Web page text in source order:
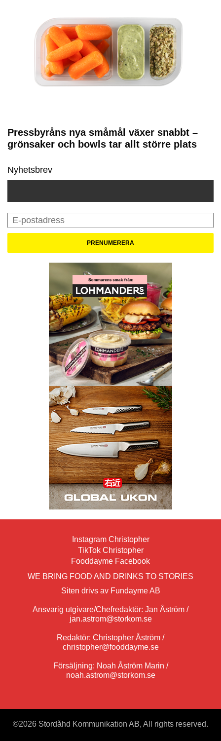
Pressbyråns nya småmål växer snabbt –
grönsaker och bowls tar allt större plats
Nyhetsbrev
Instagram Christopher
TikTok Christopher
Fooddayme Facebook
WE BRING FOOD AND DRINKS TO STORIES
Siten drivs av Fundayme AB
Ansvarig utgivare/Chefredaktör: Jan Åström /
jan.astrom@storkom.se
Redaktör: Christopher Åström /
christopher@fooddayme.se
Försäljning: Noah Åström Marin /
noah.astrom@storkom.se
©2026 Stordåhd Kommunikation AB, All rights reserved.